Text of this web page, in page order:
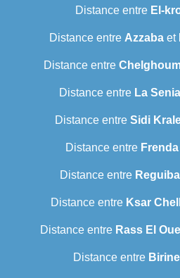
Distance entre El-
Distance entre Azzabaet
Distance entre
Distance entre La Senia
Distance entre Sidi
Distance entre Frenda
Distance entre Reguiba
Distance entre Ksar
Distance entre Rass El
Distance entre Birine